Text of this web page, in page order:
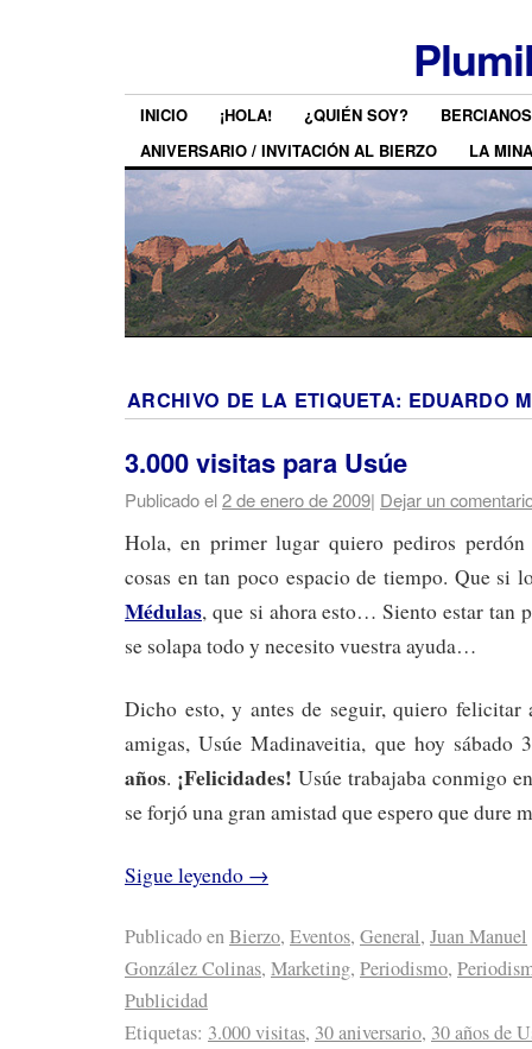
INICIO ¡HOLA! ¿QUIÉN SOY?
ANIVERSARIO / INVITACIÓN AL BIERZO
LA MINA
ARCHIVO DE LA ETIQUETA: EDUARDO
3.000 visitas para Usúe
Publicado el2 de enero de 2009| Dejar un
Hola, en primer lugar quiero pediros
cosas en tan poco espacio de tiempo. Que si
Médulas, que si ahora esto… Siento estar tan
se solapa todo y necesito vuestra ayuda…
Dicho esto, y antes de seguir, quiero felicitar
amigas, Usúe Madinaveitia, que hoy
años. ¡Felicidades! Usúe trabajaba conmigo
se forjó una gran amistad que espero que dure
Sigue leyendo →
Publicado enBierzo, Eventos, General, Juan Manuel
González Colinas, Marketing, Periodismo,
Publicidad
Etiquetas: 3.000 visitas, 30 aniversario, 30 años de